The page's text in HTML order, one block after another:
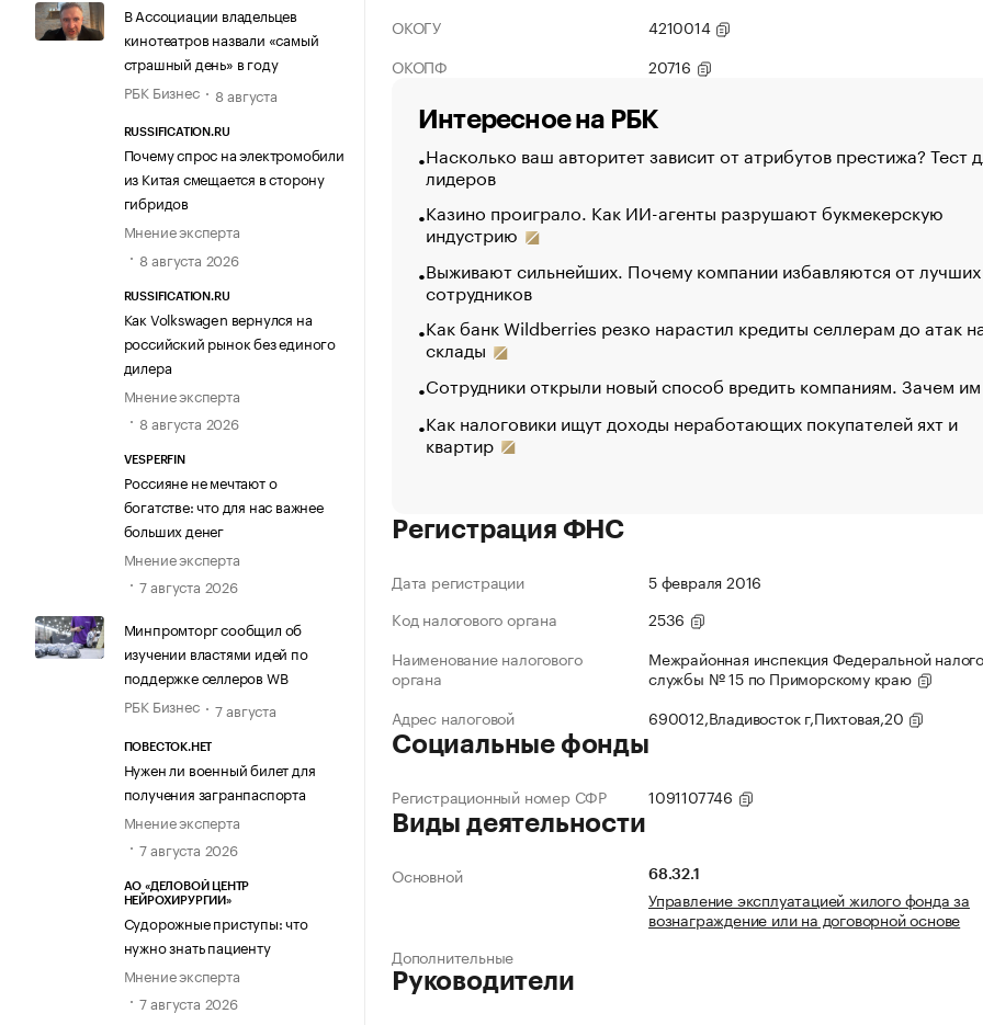
В Ассоциации владельцев
кинотеатров назвали «самый
страшный день» в году
РБК Бизнес
8 августа
RUSSIFICATION.RU
Почему спрос на электромобили
из Китая смещается в сторону
гибридов
Мнение эксперта
8 августа 2026
RUSSIFICATION.RU
Как Volkswagen вернулся на
российский рынок без единого
дилера
Мнение эксперта
8 августа 2026
VESPERFIN
Россияне не мечтают о
богатстве: что для нас важнее
больших денег
Мнение эксперта
7 августа 2026
Минпромторг сообщил об
изучении властями идей по
поддержке селлеров WB
РБК Бизнес
7 августа
ПОВЕСТОК.НЕТ
Нужен ли военный билет для
получения загранпаспорта
Мнение эксперта
7 августа 2026
АО «ДЕЛОВОЙ ЦЕНТР
НЕЙРОХИРУРГИИ»
Судорожные приступы: что
нужно знать пациенту
Мнение эксперта
7 августа 2026
ОКОГУ
4210014
ОКОПФ
20716
Интересное на РБК
Насколько ваш авторитет зависит от атрибутов престижа? Тест
лидеров
Казино проиграло. Как ИИ-агенты разрушают букмекерскую
индустрию
Выживают сильнейших. Почему компании избавляются от лучших
сотрудников
Как банк Wildberries резко нарастил кредиты селлерам до атак
склады
Сотрудники открыли новый способ вредить компаниям. Зачем
Как налоговики ищут доходы неработающих покупателей яхт и
квартир
Регистрация ФНС
Дата регистрации
5 февраля 2016
Код налогового органа
2536
Наименование налогового
органа
Межрайонная инспекция Федеральной
службы № 15 по Приморскому краю
Адрес налоговой
690012,Владивосток г,Пихтовая,20
Социальные фонды
Регистрационный номер СФР 1091107746
Виды деятельности
Основной 68.32.1
Управление эксплуатацией жилого фонда за
вознаграждение или на договорной основе
Дополнительные
Руководители